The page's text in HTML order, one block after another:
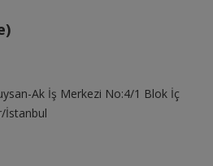
Ak İş Merkezi No:4/1 Blok İç
İstanbul